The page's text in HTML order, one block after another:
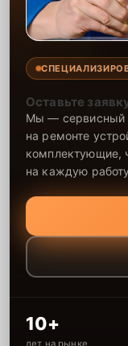
Оставьте
Мы — сервисный
на ремонте
комплектующие,
на каждую
10+
лет на рынке